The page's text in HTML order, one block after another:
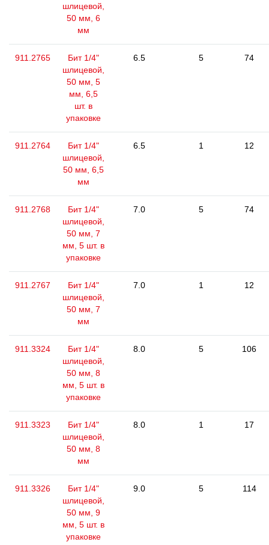
шлицевой,
50 мм, 6
мм
911.2765
Бит 1/4"
шлицевой,
50 мм, 5
мм, 6,5
шт. в
упаковке
6.5 5 74
911.2764
Бит 1/4"
шлицевой,
50 мм, 6,5
мм
6.5 1 12
911.2768
Бит 1/4"
шлицевой,
50 мм, 7
мм, 5 шт. в
упаковке
7.0 5 74
911.2767
Бит 1/4"
шлицевой,
50 мм, 7
мм
7.0 1 12
911.3324
Бит 1/4"
шлицевой,
50 мм, 8
мм, 5 шт. в
упаковке
8.0 5 106
911.3323
Бит 1/4"
шлицевой,
50 мм, 8
мм
8.0 1 17
911.3326
Бит 1/4"
шлицевой,
50 мм, 9
мм, 5 шт. в
упаковке
9.0 5 114